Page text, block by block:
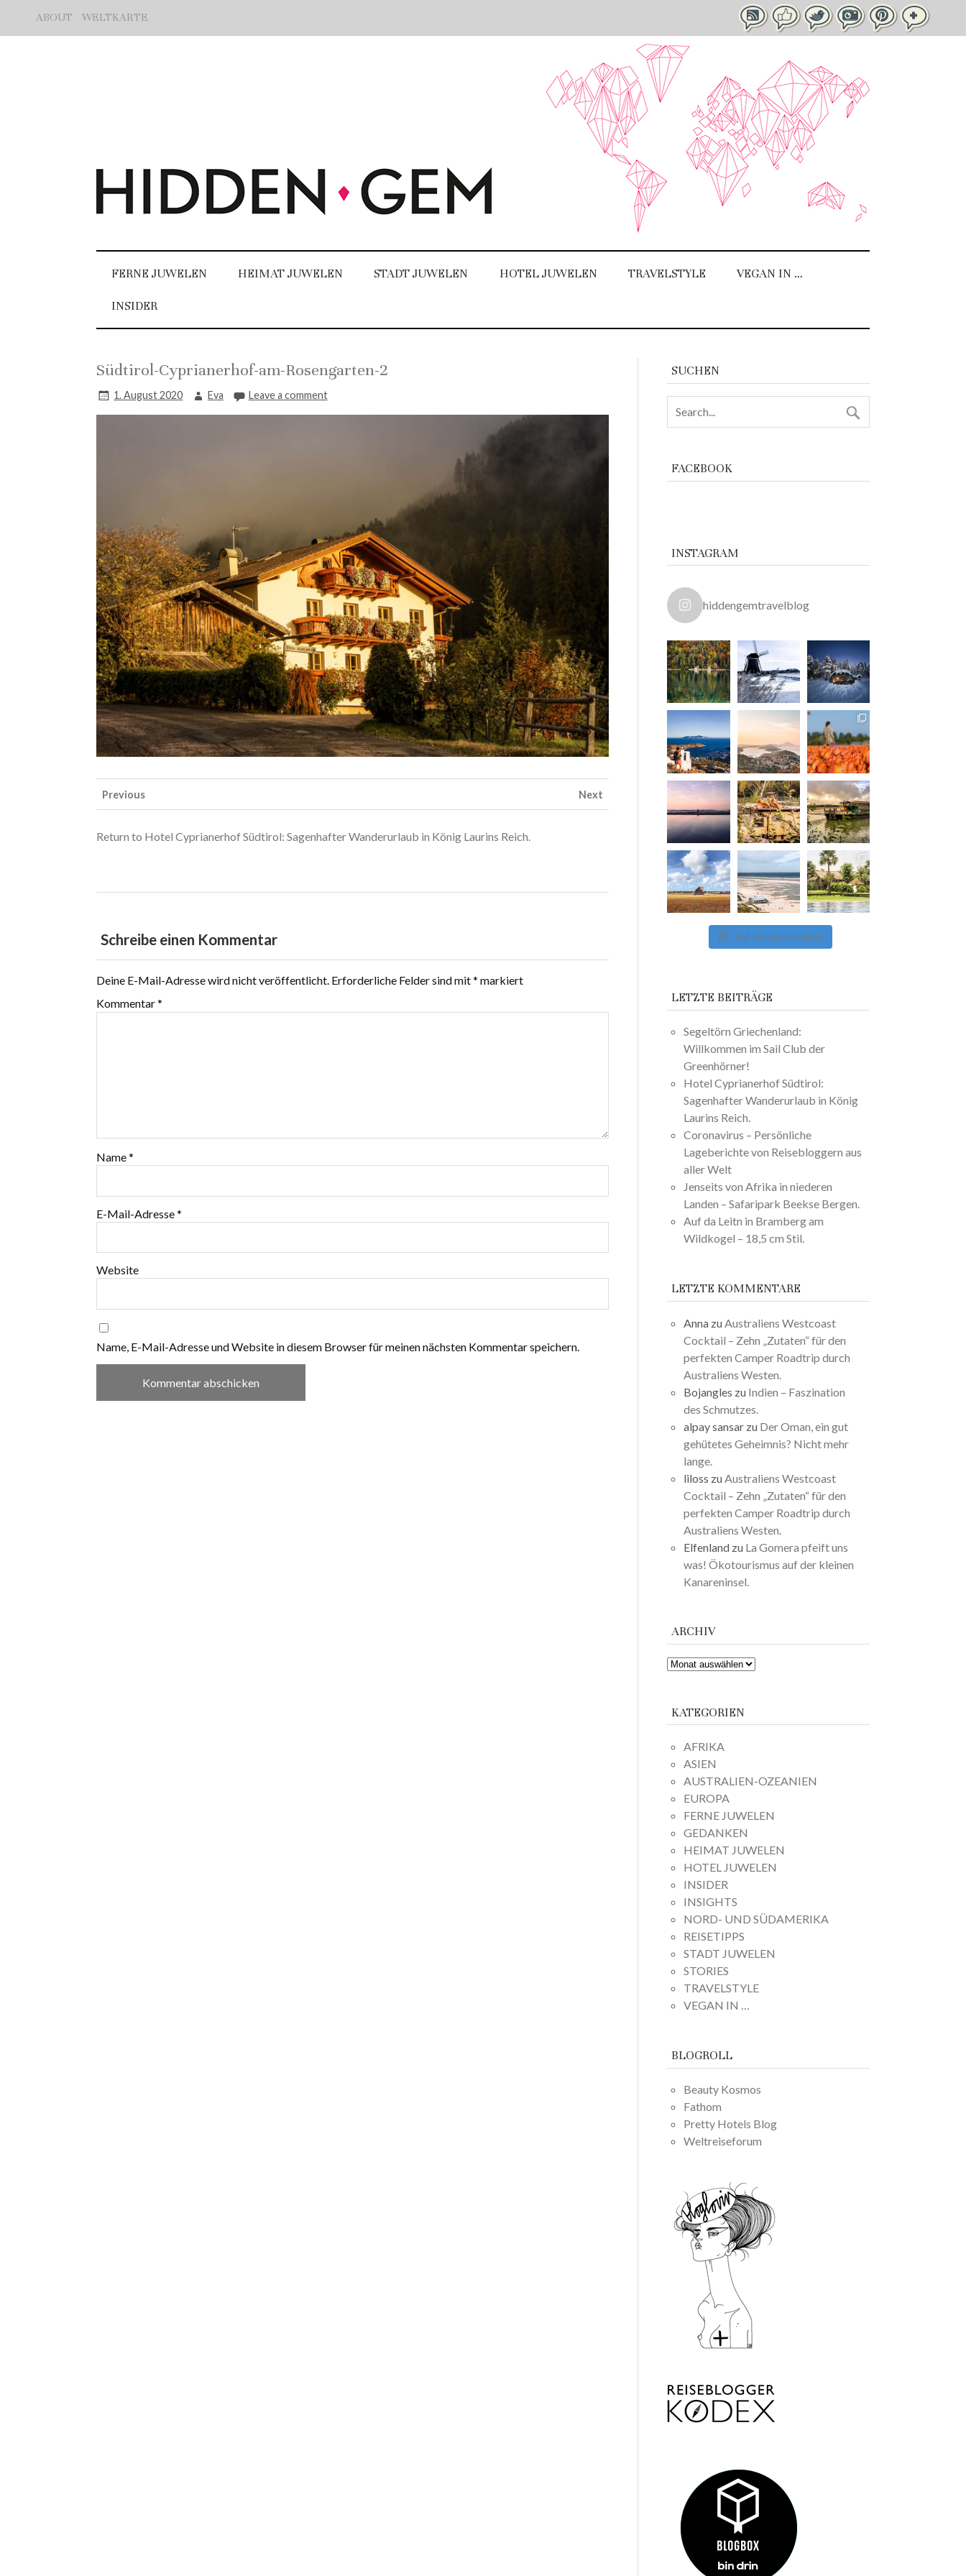
ABOUT WELTKARTE
FERNE JUWELEN HEIMAT JUWELEN STADT JUWELEN HOTEL JUWELEN TRAVELSTYLE VEGAN IN …
INSIDER
Südtirol-Cyprianerhof-am-Rosengarten-2
1. August 2020 Eva Leave a comment
Previous Next
Return to Hotel Cyprianerhof Südtirol: Sagenhafter Wanderurlaub in König Laurins Reich.
Schreibe einen Kommentar
Deine E-Mail-Adresse wird nicht veröffentlicht. Erforderliche Felder sind mit* markiert
Kommentar*
Name*
E-Mail-Adresse*
Website
Name, E-Mail-Adresse und Website in diesem Browser für meinen nächsten Kommentar speichern.
SUCHEN
FACEBOOK
INSTAGRAM
hiddengemtravelblog
Auf Instagram folgen
LETZTE BEITRÄGE
Segeltörn Griechenland:
Willkommen im Sail Club der
Greenhörner!
Hotel Cyprianerhof Südtirol:
Sagenhafter Wanderurlaub in König
Laurins Reich.
Coronavirus – Persönliche
Lageberichte von Reisebloggern aus
aller Welt
Jenseits von Afrika in niederen
Landen – Safaripark Beekse Bergen.
Auf da Leitn in Bramberg am
Wildkogel – 18,5 cm Stil.
LETZTE KOMMENTARE
Anna zu Australiens Westcoast
Cocktail – Zehn „Zutaten“ für den
perfekten Camper Roadtrip durch
Australiens Westen.
Bojangles zu Indien – Faszination
des Schmutzes.
alpay sansar zu Der Oman, ein gut
gehütetes Geheimnis? Nicht mehr
lange.
liloss zu Australiens Westcoast
Cocktail – Zehn „Zutaten“ für den
perfekten Camper Roadtrip durch
Australiens Westen.
Elfenland zu La Gomera pfeift uns
was! Ökotourismus auf der kleinen
Kanareninsel.
ARCHIV
ARCHIV
KATEGORIEN
AFRIKA
ASIEN
AUSTRALIEN-OZEANIEN
EUROPA
FERNE JUWELEN
GEDANKEN
HEIMAT JUWELEN
HOTEL JUWELEN
INSIDER
INSIGHTS
NORD- UND SÜDAMERIKA
REISETIPPS
STADT JUWELEN
STORIES
TRAVELSTYLE
VEGAN IN …
BLOGROLL
Beauty Kosmos
Fathom
Pretty Hotels Blog
Weltreiseforum